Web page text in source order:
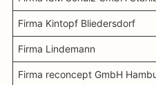
Firma Kintopf Bliedersdorf
Firma Lindemann
Firma reconcept GmbH